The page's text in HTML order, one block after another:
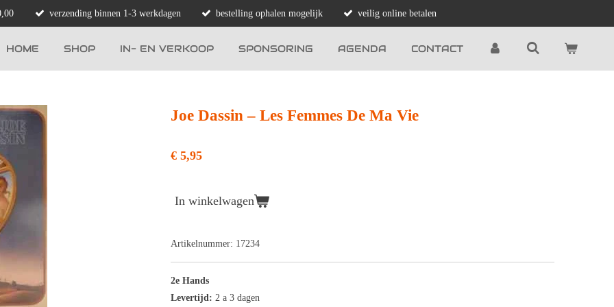
verzending binnen 1-3 werkdagen bestelling ophalen mogelijk veilig online betalen
HOME SHOP IN- EN VERKOOP SPONSORING AGENDA CONTACT
Joe Dassin ‎– Les Femmes De Ma Vie
€ 5,95
In winkelwagen
Artikelnummer: 17234
2e Hands
Levertijd: 2 a 3 dagen